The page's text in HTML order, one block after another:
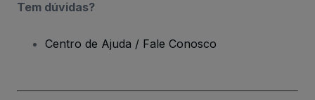
Tem dúvidas?
Centro de Ajuda / Fale Conosco